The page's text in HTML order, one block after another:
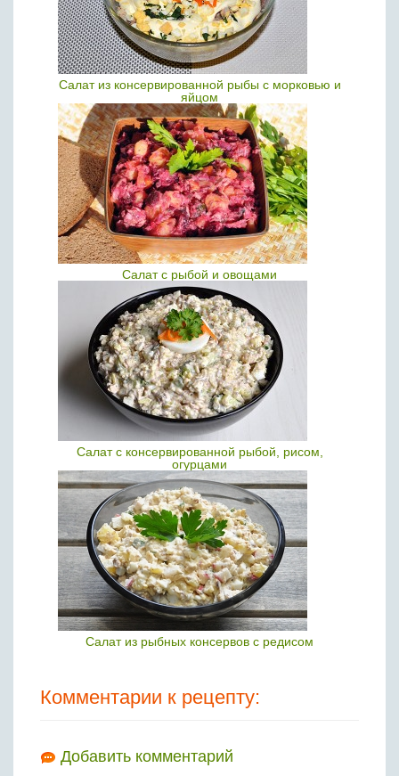
Салат из консервированной рыбы с морковью и
яйцом
Салат с рыбой и овощами
Салат с консервированной рыбой, рисом,
огурцами
Салат из рыбных консервов с редисом
Комментарии к рецепту:
Добавить комментарий